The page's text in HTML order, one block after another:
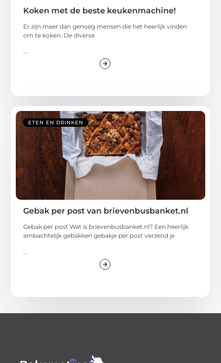
Koken met de beste keukenmachine!
Er zijn meer dan genoeg mensen die het heerlijk vinden
om te koken. De diverse
...
ETEN EN DRINKEN
Gebak per post van brievenbusbanket.nl
Gebak per post Wat is brievenbusbanket.nl? Een heerlijk
ambachtelijk gebakken gebakje per post verzend je